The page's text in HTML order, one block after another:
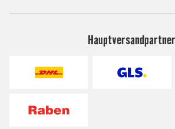
Hauptversandpartner